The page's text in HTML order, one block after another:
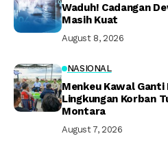
Waduh! Cadangan
Masih Kuat
August 8, 2026
NASIONAL
Menkeu Kawal Ganti
Lingkungan Korban
Montara
August 7, 2026